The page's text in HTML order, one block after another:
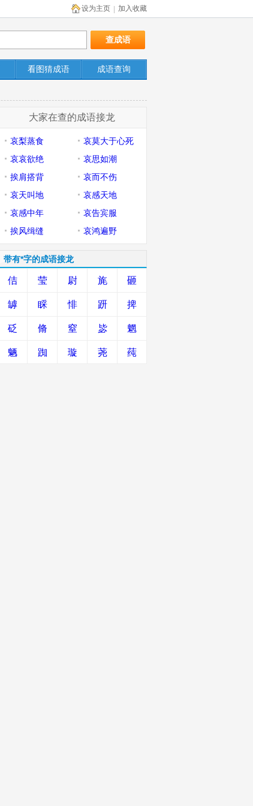
加入收藏
设为主页
看图猜成语 成语查询
大家在查的成语接龙
哀梨蒸食
哀莫大于心死
哀哀欲绝
哀思如潮
挨肩搭背
哀而不伤
哀天叫地
哀感天地
哀感中年
哀告宾服
挨风缉缝
哀鸿遍野
带有*字的成语接龙
佶 莹 尉 旄 砸
罅 睬 悱 趼 捭
砭 脩 窒 毖 魍
魉 踟 璇 荛 莼